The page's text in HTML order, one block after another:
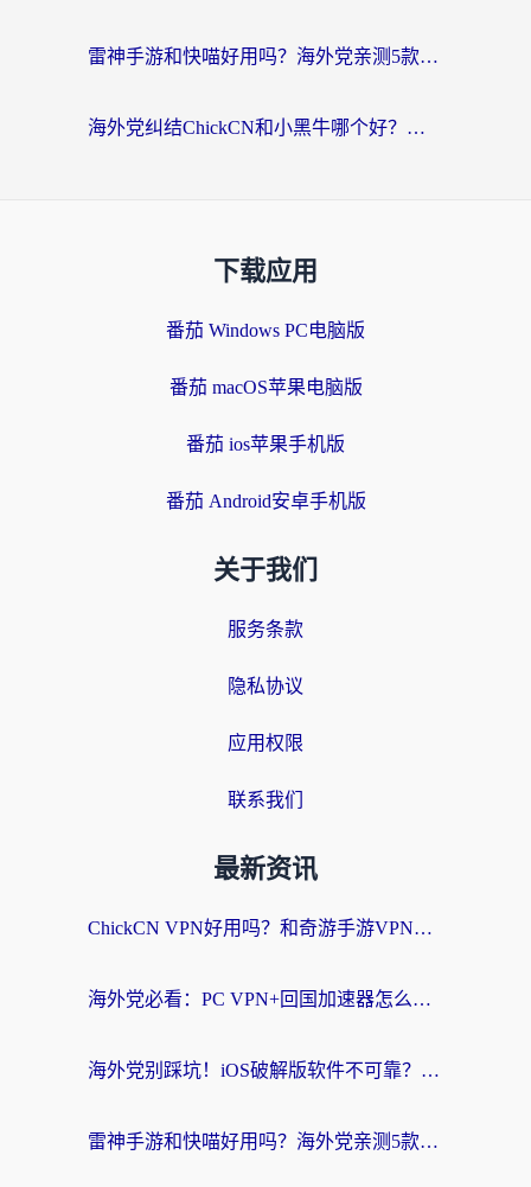
雷神手游和快喵好用吗？海外党亲测5款回国加速器，附斧牛Bling对比+微信视频号解决办法
海外党纠结ChickCN和小黑牛哪个好？一篇帮你选对回国加速器的实用指南
下载应用
番茄 Windows PC电脑版
番茄 macOS苹果电脑版
番茄 ios苹果手机版
番茄 Android安卓手机版
关于我们
服务条款
隐私协议
应用权限
联系我们
最新资讯
ChickCN VPN好用吗？和奇游手游VPN对比哪个回国效果更好？海外党亲测实用指南
海外党必看：PC VPN+回国加速器怎么选？无缝访问国内资源全攻略
海外党别踩坑！iOS破解版软件不可靠？教你选对回国加速器无缝看国内资源
雷神手游和快喵好用吗？海外党亲测5款回国加速器，附斧牛Bling对比+微信视频号解决办法